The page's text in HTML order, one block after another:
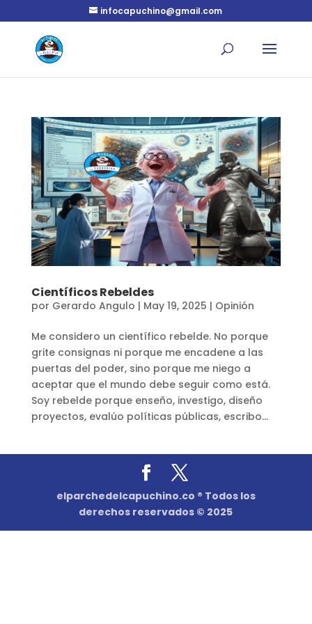
infocapuchino@gmail.com
Científicos Rebeldes
por Gerardo Angulo | May 19, 2025 | Opinión
Me considero un científico rebelde. No porque
grite consignas ni porque me encadene a las
puertas del poder, sino porque me niego a
aceptar que el mundo debe seguir como está.
Soy rebelde porque enseño, investigo, diseño
proyectos, evalúo políticas públicas, escribo...
elparchedelcapuchino.co ® Todos los
derechos reservados © 2025